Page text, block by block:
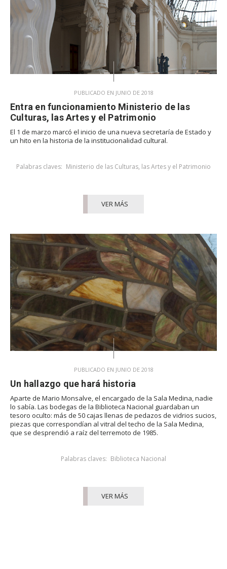
PUBLICADO EN JUNIO DE 2018
Entra en funcionamiento Ministerio de las
Culturas, las Artes y el Patrimonio
El 1 de marzo marcó el inicio de una nueva secretaría de Estado y
un hito en la historia de la institucionalidad cultural.
Palabras claves: Ministerio de las Culturas, las Artes y el Patrimonio
VER MÁS
PUBLICADO EN JUNIO DE 2018
Un hallazgo que hará historia
Aparte de Mario Monsalve, el encargado de la Sala Medina, nadie
lo sabía. Las bodegas de la Biblioteca Nacional guardaban un
tesoro oculto: más de 50 cajas llenas de pedazos de vidrios sucios,
piezas que correspondían al vitral del techo de la Sala Medina,
que se desprendió a raíz del terremoto de 1985.
Palabras claves: Biblioteca Nacional
VER MÁS